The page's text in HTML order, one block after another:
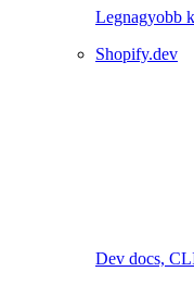
Legnagyobb
Shopify.dev
Dev docs,